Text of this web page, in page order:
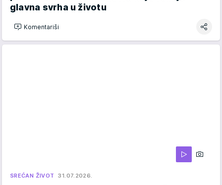
glavna svrha u životu
Komentariši
SREĆAN ŽIVOT 31.07.2026.